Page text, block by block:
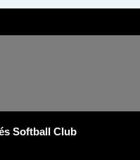
Softball Club